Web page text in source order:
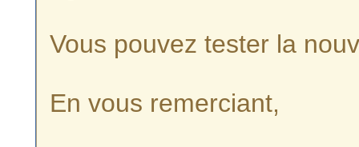
Vous pouvez tester la
En vous remerciant,